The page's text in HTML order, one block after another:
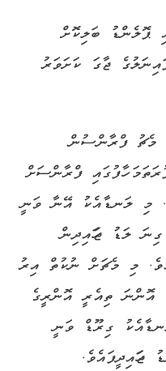
ޕޮލެންޑު ބަލިކޮށް
ޖާގަ ކަށަވަރު
މެޗު ފްރާންސުން
މެޗުގެ ފުރަތަމަ ހާފުގައި ފްރާންސަށް
މި ލަނޑާއެކު އޭނާ ވަނީ
ލަޑު ޖަހައިދިން
މި މެޗަށް ނުކުތް އިރު
ތިއެރީ އޮންރީގެ
ގިރޫޑް ވަނީ